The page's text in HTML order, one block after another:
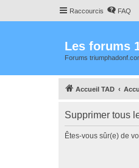
Raccourcis FAQ
Les forums
Forums
Accueil TAD
Supprimer tous
Êtes-vous sûr(e) de